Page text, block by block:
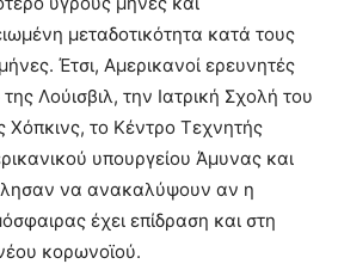
μεταδοτικότητα κατά τους
Έτσι, Αμερικανοί ερευνητές
Λούισβιλ, την Ιατρική Σχολή του
Χόπκινς, το Κέντρο Τεχνητής
υπουργείου Άμυνας και
να ανακαλύψουν αν η
έχει επίδραση και στη
κορωνοϊού.